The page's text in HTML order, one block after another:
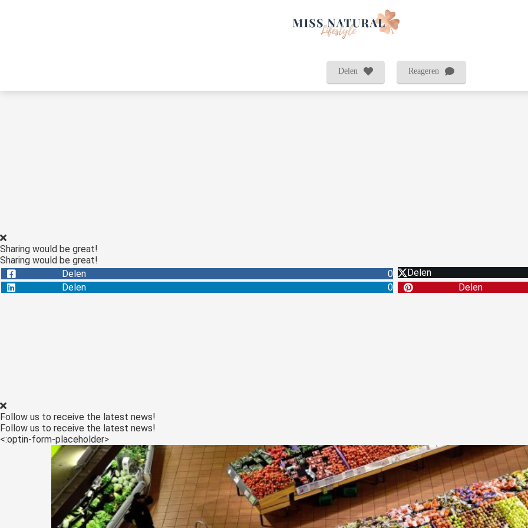
Delen Reageren
Sharing would be great!
Sharing would be great!
Delen
0
Delen
Delen
0 Delen
Follow us to receive the latest news!
Follow us to receive the latest news!
<:optin-form-placeholder>